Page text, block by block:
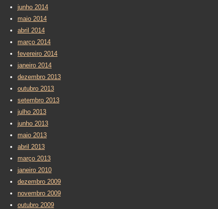
junho 2014
maio 2014
abril 2014
março 2014
fevereiro 2014
janeiro 2014
dezembro 2013
outubro 2013
setembro 2013
julho 2013
junho 2013
maio 2013
abril 2013
março 2013
janeiro 2010
dezembro 2009
novembro 2009
outubro 2009